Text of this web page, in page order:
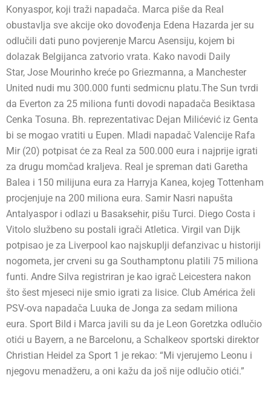
Konyaspor, koji traži napadača. Marca piše da Real
obustavlja sve akcije oko dovođenja Edena Hazarda jer su
odlučili dati puno povjerenje Marcu Asensiju, kojem bi
dolazak Belgijanca zatvorio vrata. Kako navodi Daily
Star, Jose Mourinho kreće po Griezmanna, a Manchester
United nudi mu 300.000 funti sedmicnu platu.The Sun tvrdi
da Everton za 25 miliona funti dovodi napadača Besiktasa
Cenka Tosuna. Bh. reprezentativac Dejan Milićević iz Genta
bi se mogao vratiti u Eupen. Mladi napadač Valencije Rafa
Mir (20) potpisat će za Real za 500.000 eura i najprije igrati
za drugu momčad kraljeva. Real je spreman dati Garetha
Balea i 150 milijuna eura za Harryja Kanea, kojeg Tottenham
procjenjuje na 200 miliona eura. Samir Nasri napušta
Antalyaspor i odlazi u Basaksehir, pišu Turci. Diego Costa i
Vitolo službeno su postali igrači Atletica. Virgil van Dijk
potpisao je za Liverpool kao najskuplji defanzivac u historiji
nogometa, jer crveni su ga Southamptonu platili 75 miliona
funti. Andre Silva registriran je kao igrač Leicestera nakon
što šest mjeseci nije smio igrati za lisice. Club América želi
PSV-ova napadača Luuka de Jonga za sedam miliona
eura. Sport Bild i Marca javili su da je Leon Goretzka odlučio
otići u Bayern, a ne Barcelonu, a Schalkeov sportski direktor
Christian Heidel za Sport 1 je rekao: “Mi vjerujemo Leonu i
njegovu menadžeru, a oni kažu da još nije odlučio otići.”